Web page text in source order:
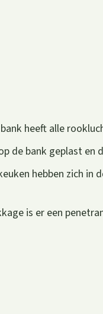
heeft alle
de bank geplast en
hebben zich in
is er een